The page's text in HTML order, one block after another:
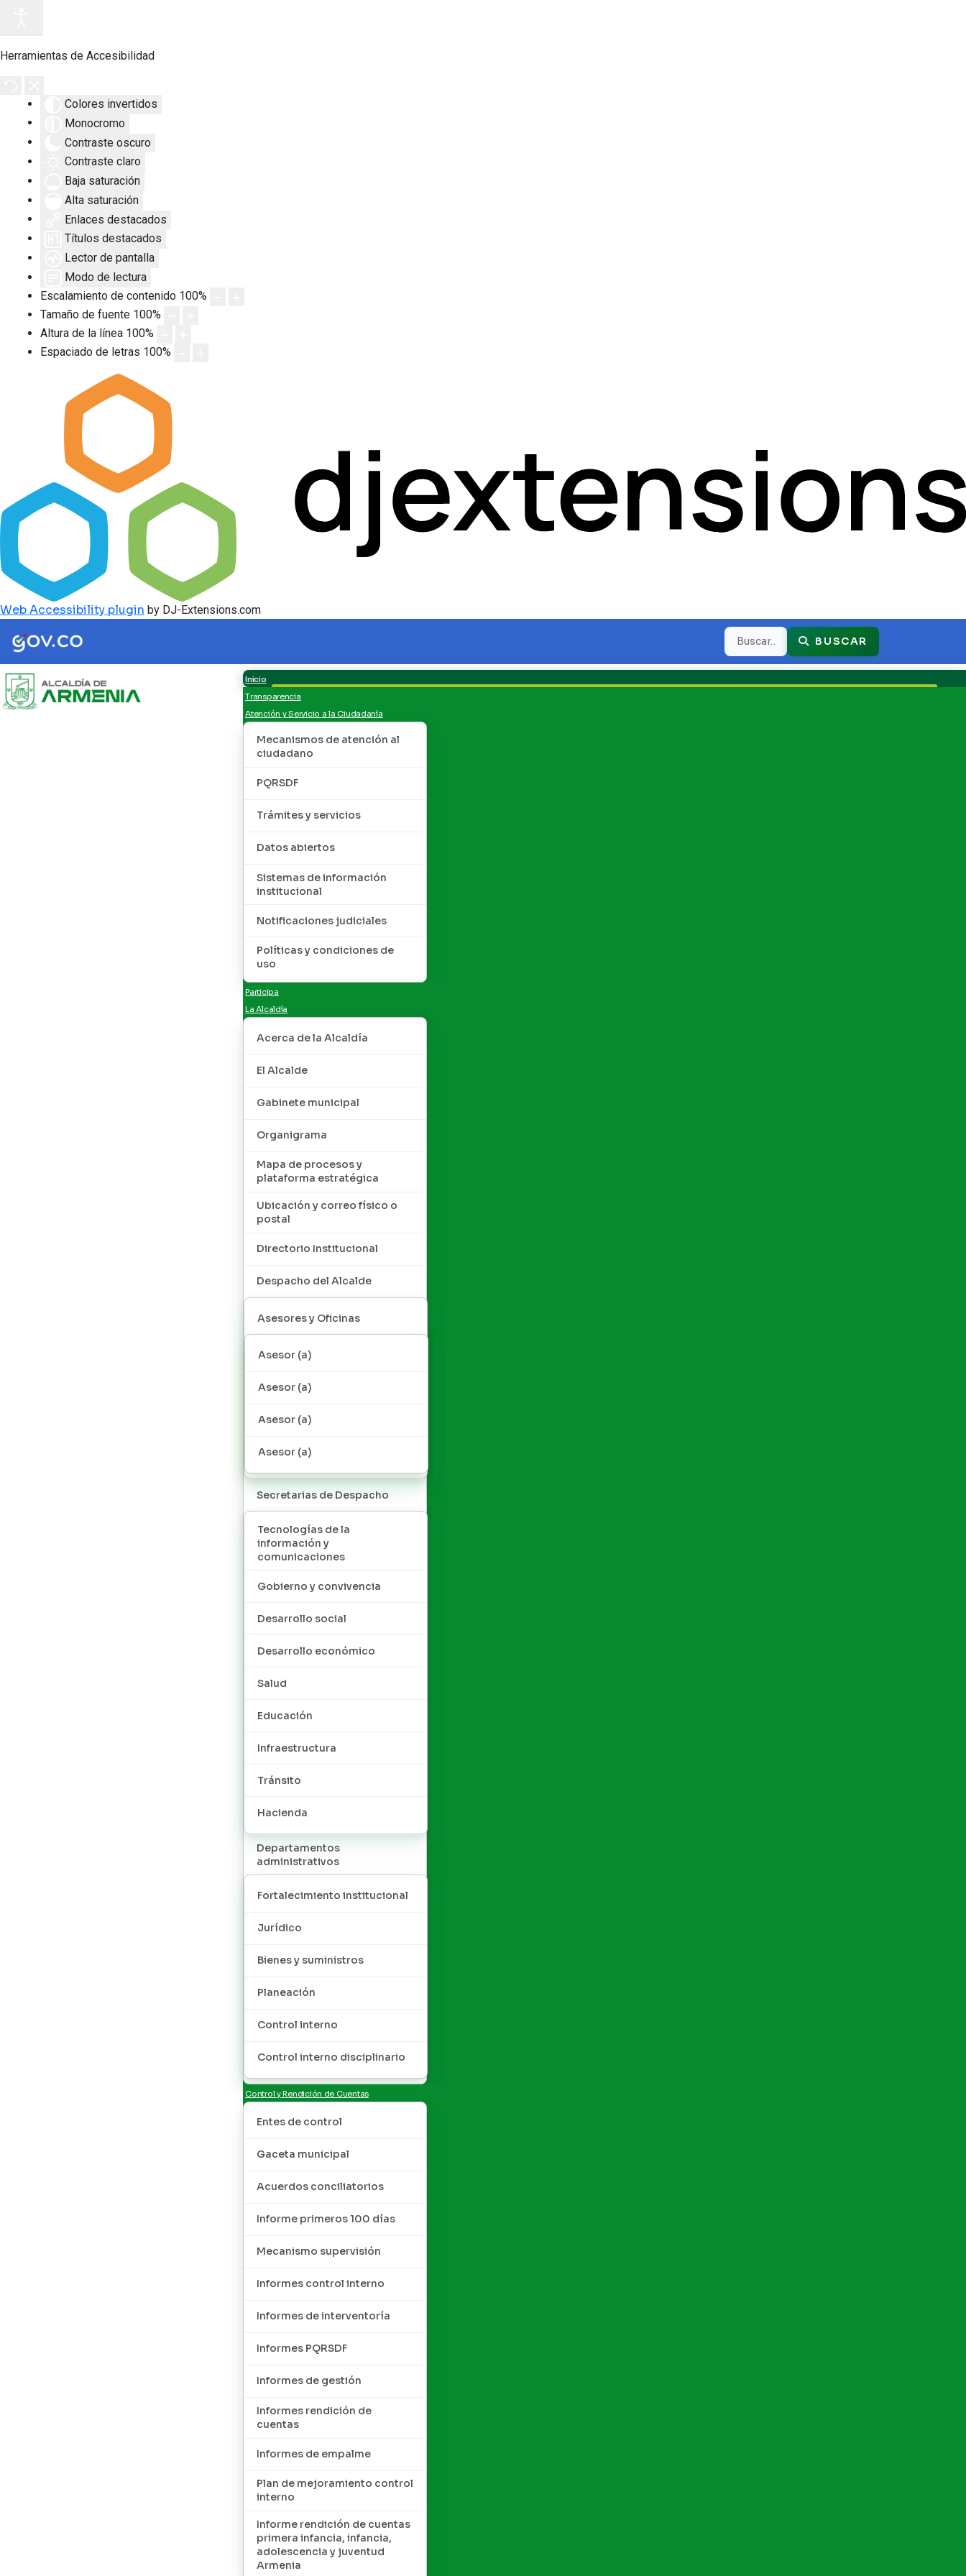
Herramientas de Accesibilidad
Colores invertidos
Monocromo
Contraste oscuro
Contraste claro
Baja saturación
Alta saturación
Enlaces destacados
Títulos destacados
Lector de pantalla
Modo de lectura
Escalamiento de contenido 100%
Tamaño de fuente 100%
Altura de la línea 100%
Espaciado de letras 100%
Web Accessibility plugin by DJ-Extensions.com
Buscar BUSCAR
Inicio
Transparencia
Atención y Servicio a la Ciudadanía
Mecanismos de atención al
ciudadano
PQRSDF
Trámites y servicios
Datos abiertos
Sistemas de información
institucional
Notificaciones judiciales
Políticas y condiciones de
uso
Participa
La Alcaldía
Acerca de la Alcaldía
El Alcalde
Gabinete municipal
Organigrama
Mapa de procesos y
plataforma estratégica
Ubicación y correo físico o
postal
Directorio Institucional
Despacho del Alcalde
Asesores y Oficinas
Asesor (a)
Asesor (a)
Asesor (a)
Asesor (a)
Secretarias de Despacho
Tecnologías de la
información y
comunicaciones
Gobierno y convivencia
Desarrollo social
Desarrollo económico
Salud
Educación
Infraestructura
Tránsito
Hacienda
Departamentos
administrativos
Fortalecimiento institucional
Jurídico
Bienes y suministros
Planeación
Control interno
Control interno disciplinario
Control y Rendición de Cuentas
Entes de control
Gaceta municipal
Acuerdos conciliatorios
Informe primeros 100 días
Mecanismo supervisión
Informes control interno
Informes de interventoría
Informes PQRSDF
Informes de gestión
Informes rendición de
cuentas
Informes de empalme
Plan de mejoramiento control
interno
Informe rendición de cuentas
primera infancia, infancia,
adolescencia y juventud
Armenia